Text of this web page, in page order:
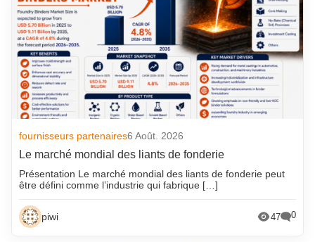
fournisseurs partenaires6 Août. 2026
Le marché mondial des liants de fonderie
Présentation Le marché mondial des liants de fonderie peut
être défini comme l’industrie qui fabrique […]
piwi 47 0